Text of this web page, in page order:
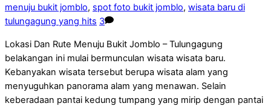
menuju bukit jomblo, spot foto bukit jomblo, wisata baru di
tulungagung yang hits 3
Lokasi Dan Rute Menuju Bukit Jomblo – Tulungagung
belakangan ini mulai bermunculan wisata wisata baru.
Kebanyakan wisata tersebut berupa wisata alam yang
menyuguhkan panorama alam yang menawan. Selain
keberadaan pantai kedung tumpang yang mirip dengan pantai